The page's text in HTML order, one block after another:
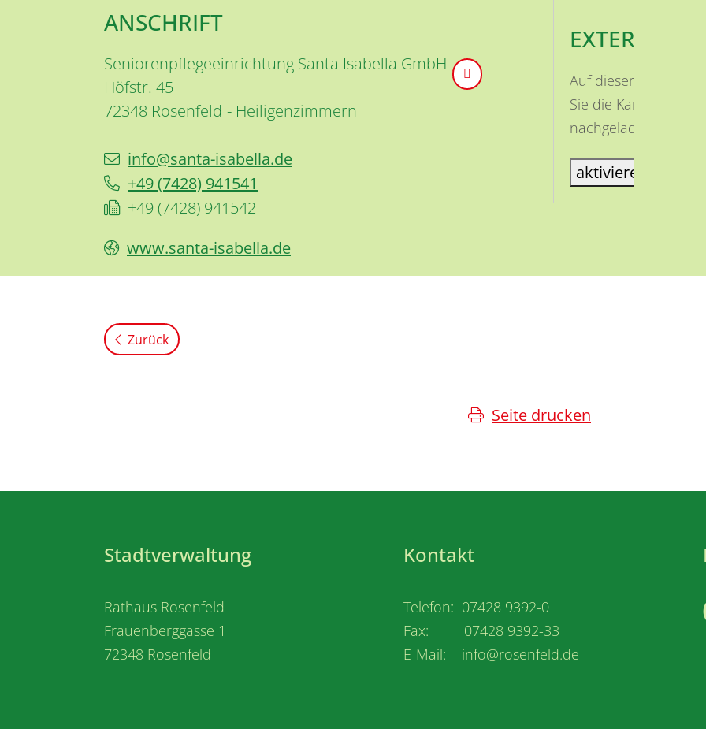
ANSCHRIFT
Seniorenpflegeeinrichtung Santa Isabella GmbH
Heiligenzimmern
Höfstr. 45
72348 Rosenfeld
info@santa-isabella.de
+49 (7428) 941541
+49 (7428) 941542
www.santa-isabella.de
EXTERNE
Auf dieser Seite ist
Sie die Karte
nachgeladen.
aktiviere Karte
Zurück
Seite drucken
Stadtverwaltung
Rathaus Rosenfeld
Frauenberggasse 1
72348 Rosenfeld
Kontakt
Telefon: 07428 9392-0
Fax: 07428 9392-33
E-Mail: info@rosenfeld.de